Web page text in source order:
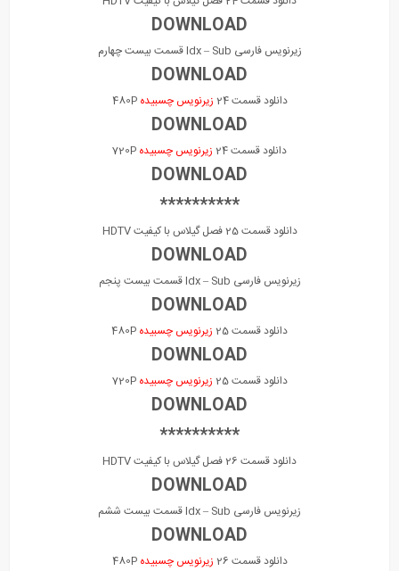
DOWNLOAD
زیرنویس فارسی Idx – Sub قسمت بیست چهارم
DOWNLOAD
دانلود قسمت 24 زیرنویس چسبیده 480P
DOWNLOAD
دانلود قسمت 24 زیرنویس چسبیده
DOWNLOAD
**********
دانلود قسمت 25 فصل گیلاس با کیفیت HDTV
DOWNLOAD
زیرنویس فارسی Idx – Sub قسمت بیست پنجم
DOWNLOAD
دانلود قسمت 25 زیرنویس چسبیده
DOWNLOAD
دانلود قسمت 25 زیرنویس چسبیده 720P
DOWNLOAD
**********
دانلود قسمت 26 فصل گیلاس با کیفیت HDTV
DOWNLOAD
زیرنویس فارسی Idx – Sub قسمت بیست ششم
DOWNLOAD
دانلود قسمت 26 زیرنویس چسبیده 480P